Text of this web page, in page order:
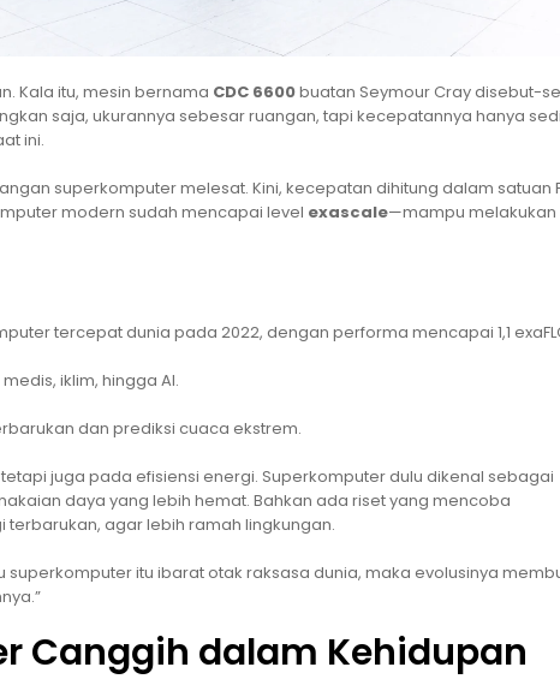
Kala itu, mesin bernama CDC 6600buatan Seymour Cray disebut-
saja, ukurannya sebesar ruangan, tapi kecepatannya hanya
ini.
superkomputer melesat. Kini, kecepatan dihitung dalam satuan
modern sudah mencapai level exascale—mampu melakukan
tercepat dunia pada 2022, dengan performa mencapai 1,1
iklim, hingga AI.
dan prediksi cuaca ekstrem.
juga pada efisiensi energi. Superkomputer dulu dikenal sebagai
daya yang lebih hemat. Bahkan ada riset yang mencoba
agar lebih ramah lingkungan.
superkomputer itu ibarat otak raksasa dunia, maka evolusinya
Canggih dalam Kehidupan